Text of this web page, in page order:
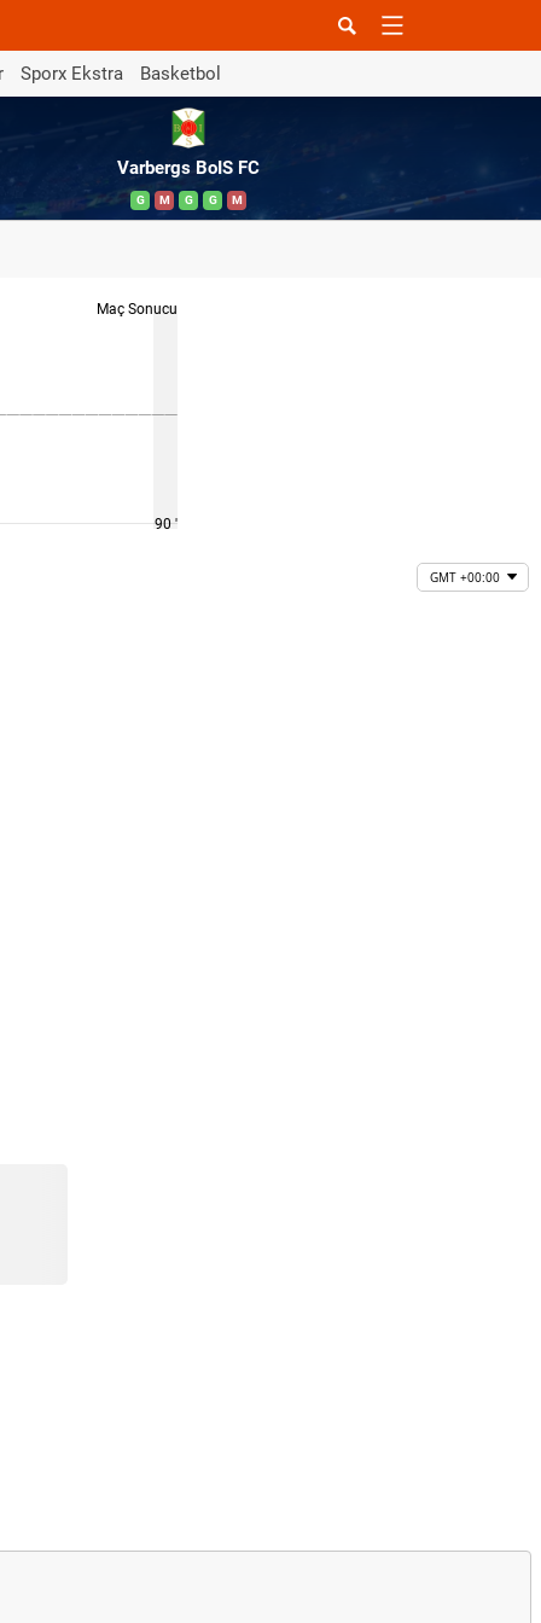
Sporx Ekstra Basketbol
Varbergs BoIS FC
G M G G M
Maç Sonucu
90 '
GMT +00:00